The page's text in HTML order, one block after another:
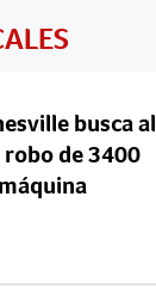
busca al
de 3400